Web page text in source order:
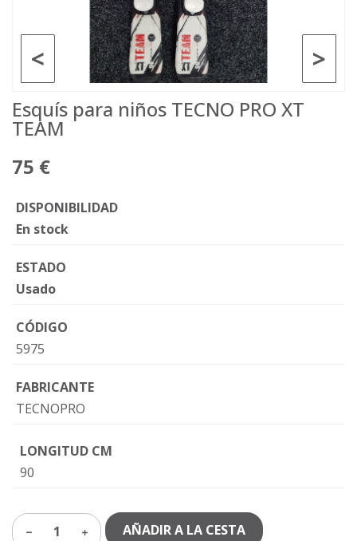
>
<
Esquís para niños TECNO PRO XT
TEAM
75 €
DISPONIBILIDAD
En stock
ESTADO
Usado
CÓDIGO
5975
FABRICANTE
TECNOPRO
LONGITUD CM
90
1 AÑADIR A LA CESTA